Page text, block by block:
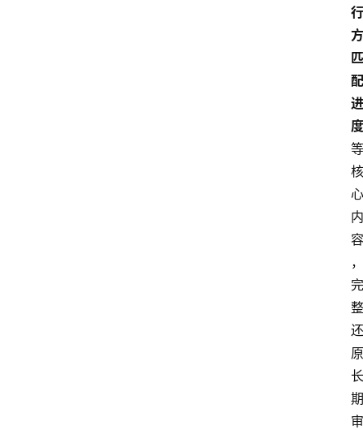
行
方
匹
配
进
度
等
核
心
内
容
，
完
整
还
原
长
期
审